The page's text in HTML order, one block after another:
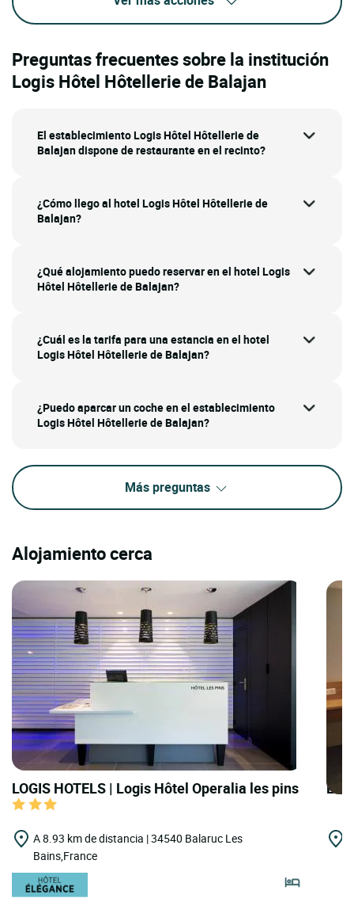
Preguntas frecuentes sobre la institución
Logis Hôtel Hôtellerie de Balajan
El establecimiento Logis Hôtel Hôtellerie de
Balajan dispone de restaurante en el recinto?
¿Cómo llego al hotel Logis Hôtel Hôtellerie de
Balajan?
¿Qué alojamiento puedo reservar en el hotel Logis
Hôtel Hôtellerie de Balajan?
¿Cuál es la tarifa para una estancia en el hotel
Logis Hôtel Hôtellerie de Balajan?
¿Puedo aparcar un coche en el establecimiento
Logis Hôtel Hôtellerie de Balajan?
Más preguntas
Alojamiento cerca
LOGIS HOTELS | Logis Hôtel Operalia les pins
A 8.93 km de distancia | 34540 Balaruc Les
Bains,France